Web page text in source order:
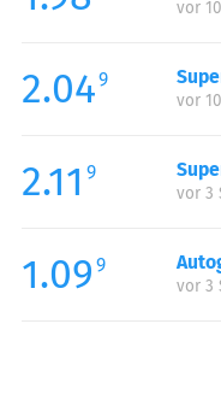
Sonntag:
vor
2.049
vor
2.11 9
vor 3
1.09 9
vor 3